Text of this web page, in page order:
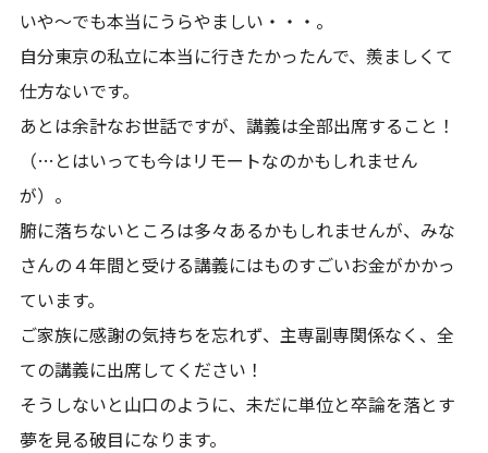
いや～でも本当にうらやましい・・・。
自分東京の私立に本当に行きたかったんで、羨ましくて
仕方ないです。
あとは余計なお世話ですが、講義は全部出席すること！
（…とはいっても今はリモートなのかもしれません
が）。
腑に落ちないところは多々あるかもしれませんが、みな
さんの４年間と受ける講義にはものすごいお金がかかっ
ています。
ご家族に感謝の気持ちを忘れず、主専副専関係なく、全
ての講義に出席してください！
そうしないと山口のように、未だに単位と卒論を落とす
夢を見る破目になります。